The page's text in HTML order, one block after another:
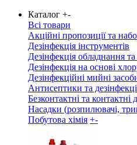
Каталог +-
Всі товари
Акційні пропозиції та
Дезінфекція інструментів
Дезінфекція обладнання
Дезінфекція на основі
Дезінфекційні мийні
Антисептики та
Безконтактні та контактні
Насадки (розпилювачі,
Побутова хімія +-